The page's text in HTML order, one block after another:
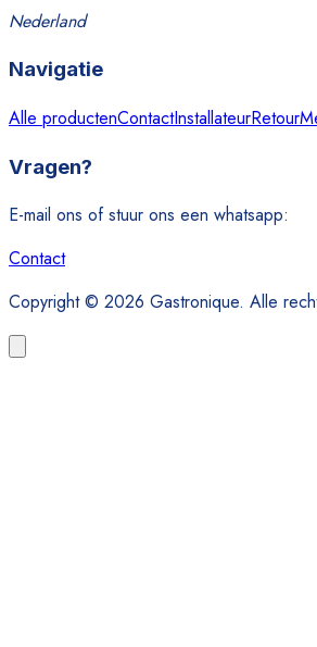
Nederland
Navigatie
Alle productenContactInstallateurRetour
Vragen?
E-mail ons of stuur ons een whatsapp:
Contact
Copyright © 2026 Gastronique. Alle